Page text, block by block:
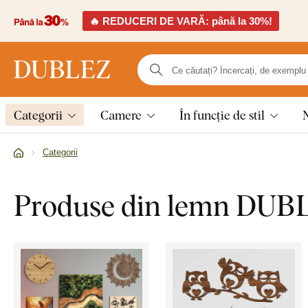
🔥 REDUCERI DE VARĂ: până la 30%!
Categorii Camere În funcție de stil
Categorii
Produse din lemn